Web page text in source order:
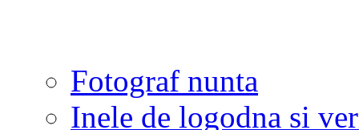
Fotograf nunta
Inele de logodna si